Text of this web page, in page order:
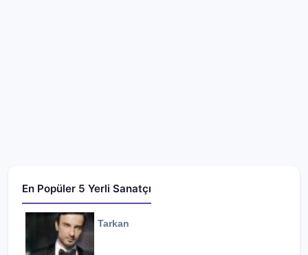
En Popüler 5 Yerli Sanatçı
Tarkan